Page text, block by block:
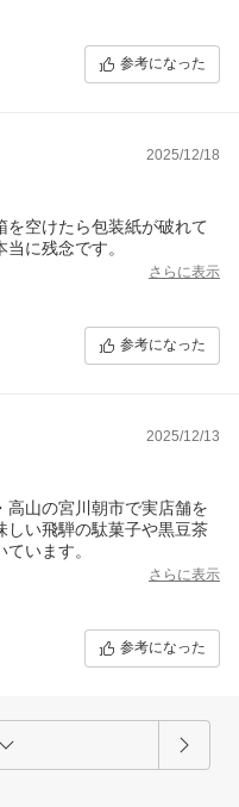
参考になった
2025/12/18
を空けたら包装紙が破れて
に残念です。
さらに表示
参考になった
2025/12/13
高山の宮川朝市で実店舗を
しい飛騨の駄菓子や黒豆茶
います。
さらに表示
参考になった